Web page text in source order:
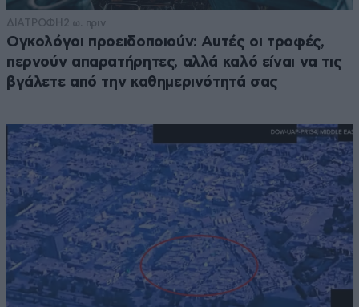
ΔΙΑΤΡΟΦΗ 2 ω. πριν
Ογκολόγοι προειδοποιούν: Αυτές οι τροφές,
περνούν απαρατήρητες, αλλά καλό είναι να τις
βγάλετε από την καθημερινότητά σας